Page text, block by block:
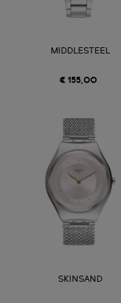
MIDDLESTEEL
€ 155,00
SKINSAND